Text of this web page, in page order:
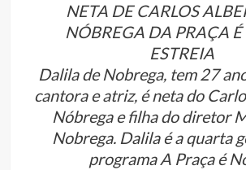
NETA DE CARLOS
NÓBREGA DA PRAÇA É
ESTREIA
Dalila de Nobrega, tem 27
cantora e atriz, é neta do
Nóbrega e filha do diretor
Nobrega. Dalila é a quarta
programa A Praça é